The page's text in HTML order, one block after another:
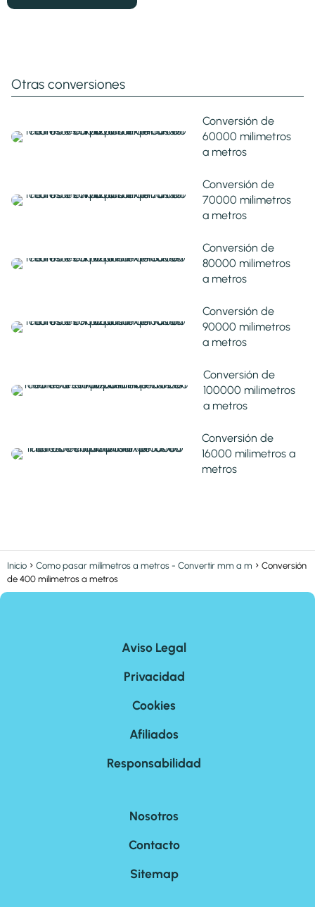
Otras conversiones
Conversión de
60000 milimetros
a metros
Conversión de
70000 milimetros
a metros
Conversión de
80000 milimetros
a metros
Conversión de
90000 milimetros
a metros
Conversión de
100000 milimetros
a metros
Conversión de
16000 milimetros a
metros
Inicio Como pasar milímetros a metros - Convertir mm a m
Conversión
de 400 milimetros a metros
Aviso Legal
Privacidad
Cookies
Afiliados
Responsabilidad
Nosotros
Contacto
Sitemap